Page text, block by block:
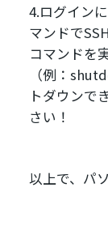
4.ログイン
マンドで
コマンドを
（例：
トダウンで
さい！
以上で、パ